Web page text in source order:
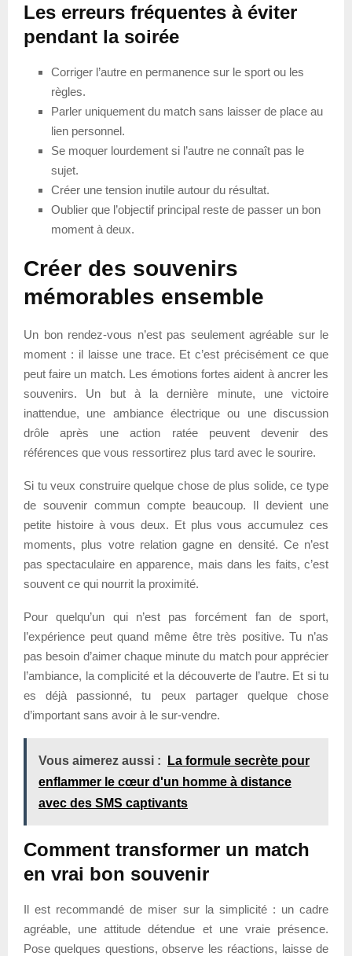
Les erreurs fréquentes à éviter
pendant la soirée
Corriger l’autre en permanence sur le sport ou les
règles.
Parler uniquement du match sans laisser de place au
lien personnel.
Se moquer lourdement si l’autre ne connaît pas le
sujet.
Créer une tension inutile autour du résultat.
Oublier que l’objectif principal reste de passer un bon
moment à deux.
Créer des souvenirs
mémorables ensemble
Un bon rendez-vous n’est pas seulement agréable sur le
moment : il laisse une trace. Et c’est précisément ce que
peut faire un match. Les émotions fortes aident à ancrer les
souvenirs. Un but à la dernière minute, une victoire
inattendue, une ambiance électrique ou une discussion
drôle après une action ratée peuvent devenir des
références que vous ressortirez plus tard avec le sourire.
Si tu veux construire quelque chose de plus solide, ce type
de souvenir commun compte beaucoup. Il devient une
petite histoire à vous deux. Et plus vous accumulez ces
moments, plus votre relation gagne en densité. Ce n’est
pas spectaculaire en apparence, mais dans les faits, c’est
souvent ce qui nourrit la proximité.
Pour quelqu’un qui n’est pas forcément fan de sport,
l’expérience peut quand même être très positive. Tu n’as
pas besoin d’aimer chaque minute du match pour apprécier
l’ambiance, la complicité et la découverte de l’autre. Et si tu
es déjà passionné, tu peux partager quelque chose
d’important sans avoir à le sur-vendre.
Vous aimerez aussi :
La formule secrète pour
enflammer le cœur d'un homme à distance
avec des SMS captivants
Comment transformer un match
en vrai bon souvenir
Il est recommandé de miser sur la simplicité : un cadre
agréable, une attitude détendue et une vraie présence.
Pose quelques questions, observe les réactions, laisse de